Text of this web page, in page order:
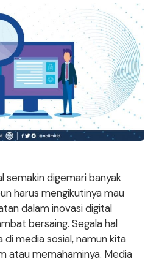
semakin digemari banyak
harus mengikutinya mau
dalam inovasi digital
bersaing. Segala hal
media sosial, namun kita
atau memahaminya. Media